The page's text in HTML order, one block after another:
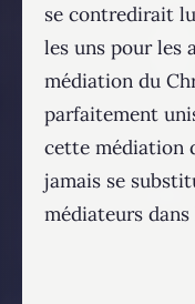
se contredirait
les uns pour les
médiation du
parfaitement
cette médiation
jamais se
médiateurs